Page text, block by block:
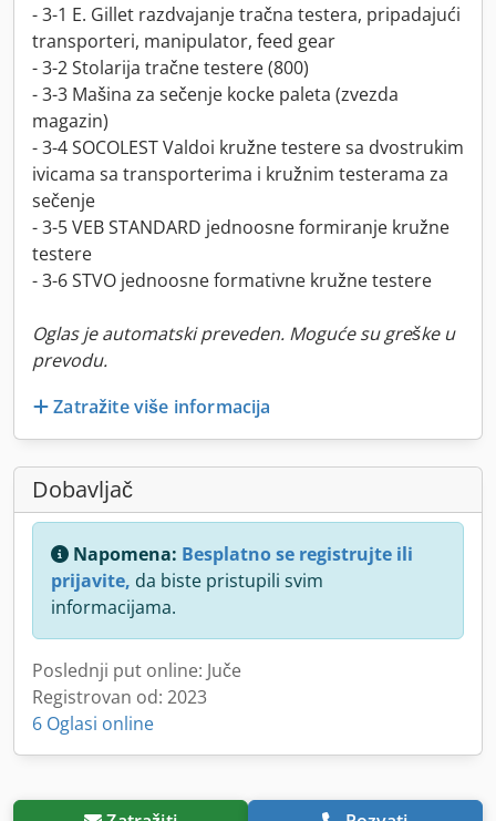
- 3-1 E. Gillet razdvajanje tračna testera, pripadajući
transporteri, manipulator, feed gear
- 3-2 Stolarija tračne testere (800)
- 3-3 Mašina za sečenje kocke paleta (zvezda
magazin)
- 3-4 SOCOLEST Valdoi kružne testere sa dvostrukim
ivicama sa transporterima i kružnim testerama za
sečenje
- 3-5 VEB STANDARD jednoosne formiranje kružne
testere
- 3-6 STVO jednoosne formativne kružne testere
Oglas je automatski preveden. Moguće su greške u
prevodu.
Zatražite više informacija
Dobavljač
Napomena: Besplatno se registrujte ili
prijavite, da biste pristupili svim
informacijama.
Poslednji put online: Juče
Registrovan od: 2023
6 Oglasi online